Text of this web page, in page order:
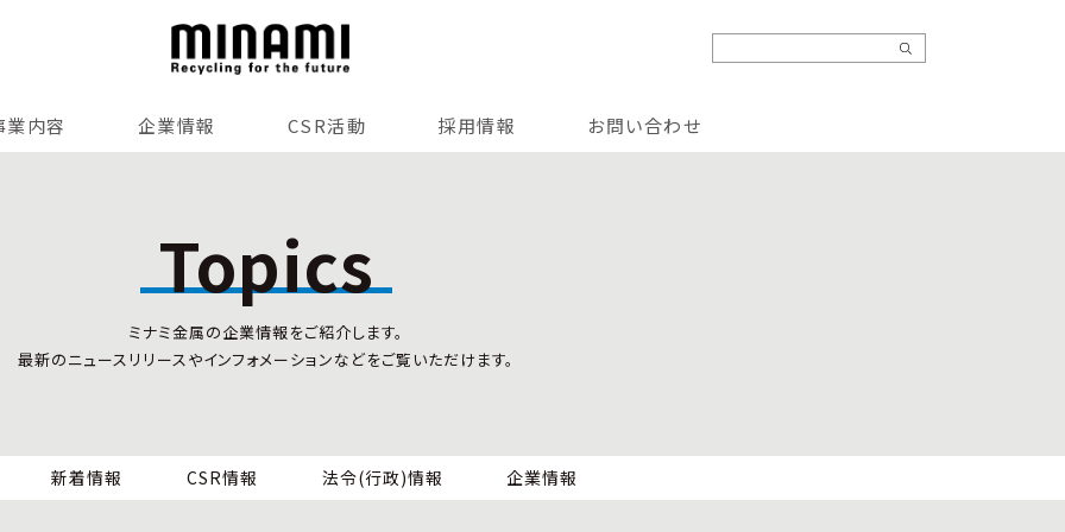
業内容 企業情報 CSR活動 採用情報 お問い合わせ
Topics
ミナミ金属の企業情報をご紹介します。
最新のニュースリリースやインフォメーションなどをご覧いただけます。
新着情報 CSR情報 法令(行政)情報 企業情報